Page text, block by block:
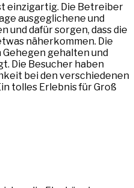
einzigartig. Die Betreiber
ausgeglichene und
und dafür sorgen, dass die
näherkommen. Die
gehalten und
Die Besucher haben
bei den verschiedenen
tolles Erlebnis für Groß